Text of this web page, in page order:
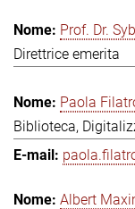
Prof. Dr.
Direttrice emerita
Paola
Biblioteca,
Albert